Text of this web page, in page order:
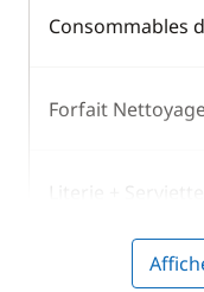
Consommables
Forfait
Literie + Serviette